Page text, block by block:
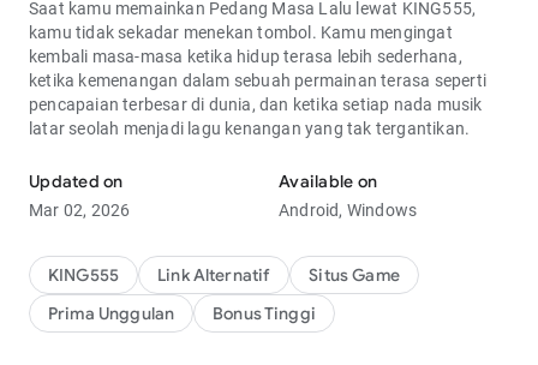
Saat kamu memainkan Pedang Masa Lalu lewat KING555,
kamu tidak sekadar menekan tombol. Kamu mengingat
kembali masa-masa ketika hidup terasa lebih sederhana,
ketika kemenangan dalam sebuah permainan terasa seperti
pencapaian terbesar di dunia, dan ketika setiap nada musik
latar seolah menjadi lagu kenangan yang tak tergantikan.
Updated on
Mar 02, 2026
Available on
Android, Windows
KING555 Link Alternatif
Situs Game
Prima Unggulan
Bonus Tinggi